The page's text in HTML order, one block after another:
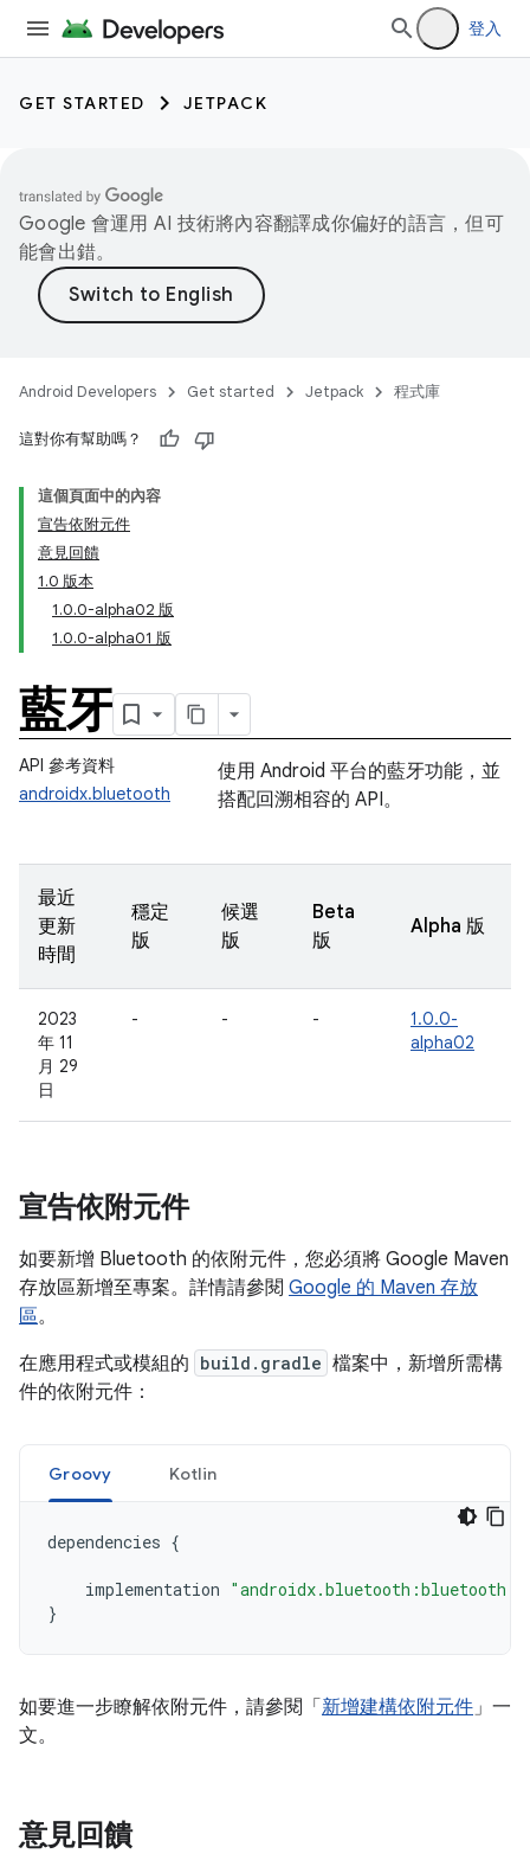
登入
GET STARTED JETPACK
Google 會運用 AI 技術將內容翻譯成你偏好的語言，但可
能會出錯。
Android Developers Get started Jetpack 程式庫
這對你有幫助嗎？
這個頁面中的內容
宣告依附元件
意見回饋
1.0 版本
1.0.0-alpha02 版
1.0.0-alpha01 版
藍牙
API 參考資料
androidx.bluetooth
使用 Android 平台的藍牙功能，並
搭配回溯相容的 API。
最近
更新
時間
穩定
版
候選
版
Beta
版
Alpha 版
2023
年 11
月 29
日
- - -
1.0.0-
alpha02
宣告依附元件
如要新增 Bluetooth 的依附元件，您必須將 Google Maven
存放區新增至專案。詳情請參閱 Google 的 Maven 存放
區。
在應用程式或模組的 build.gradle 檔案中，新增所需構
件的依附元件：
Groovy Kotlin
dependencies {
implementation
}
如要進一步瞭解依附元件，請參閱「 新增建構依附元件」一
文。
意見回饋